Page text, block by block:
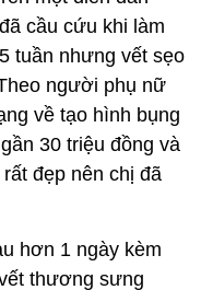
cầu cứu khi làm
tuần nhưng vết sẹo
người phụ nữ
về tạo hình bụng
30 triệu đồng và
đẹp nên chị đã
hơn 1 ngày kèm
thương sưng